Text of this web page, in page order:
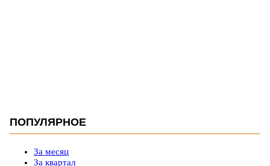
ПОПУЛЯРНОЕ
За месяц
За квартал